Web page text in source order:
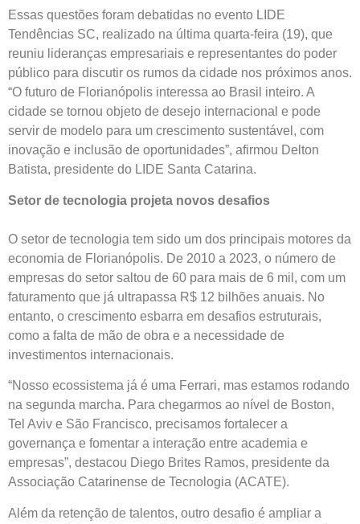
Essas questões foram debatidas no evento LIDE
Tendências SC, realizado na última quarta-feira (19), que
reuniu lideranças empresariais e representantes do poder
público para discutir os rumos da cidade nos próximos anos.
“O futuro de Florianópolis interessa ao Brasil inteiro. A
cidade se tornou objeto de desejo internacional e pode
servir de modelo para um crescimento sustentável, com
inovação e inclusão de oportunidades”, afirmou Delton
Batista, presidente do LIDE Santa Catarina.
Setor de tecnologia projeta novos desafios
O setor de tecnologia tem sido um dos principais motores da
economia de Florianópolis. De 2010 a 2023, o número de
empresas do setor saltou de 60 para mais de 6 mil, com um
faturamento que já ultrapassa R$ 12 bilhões anuais. No
entanto, o crescimento esbarra em desafios estruturais,
como a falta de mão de obra e a necessidade de
investimentos internacionais.
“Nosso ecossistema já é uma Ferrari, mas estamos rodando
na segunda marcha. Para chegarmos ao nível de Boston,
Tel Aviv e São Francisco, precisamos fortalecer a
governança e fomentar a interação entre academia e
empresas”, destacou Diego Brites Ramos, presidente da
Associação Catarinense de Tecnologia (ACATE).
Além da retenção de talentos, outro desafio é ampliar a